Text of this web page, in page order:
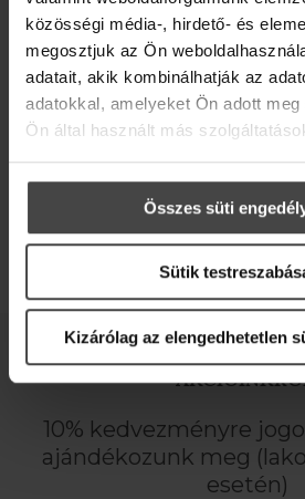
közösségi média-, hirdető- és
megosztjuk az Ön
adatait, akik kombinálhatják az
adatokkal, amelyeket Ön adott
Ön által használt más
Összes süti
Sütik
Kizárólag az elengedhetetlen
28 590 Ft
MEGNÉZEM
ÉRTESÜLJ ELSŐKÉNT
10% kedvezményre
ajándékozunk meg
esetén)